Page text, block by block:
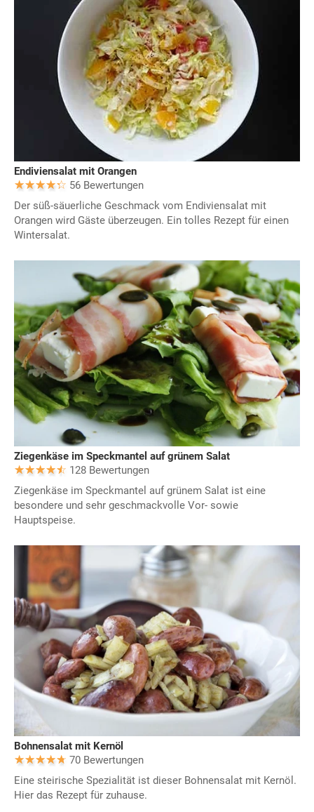
Endiviensalat mit Orangen
56 Bewertungen
Der süß-säuerliche Geschmack vom Endiviensalat mit
Orangen wird Gäste überzeugen. Ein tolles Rezept für einen
Wintersalat.
Ziegenkäse im Speckmantel auf grünem Salat
128 Bewertungen
Ziegenkäse im Speckmantel auf grünem Salat ist eine
besondere und sehr geschmackvolle Vor- sowie
Hauptspeise.
Bohnensalat mit Kernöl
70 Bewertungen
Eine steirische Spezialität ist dieser Bohnensalat mit Kernöl.
Hier das Rezept für zuhause.